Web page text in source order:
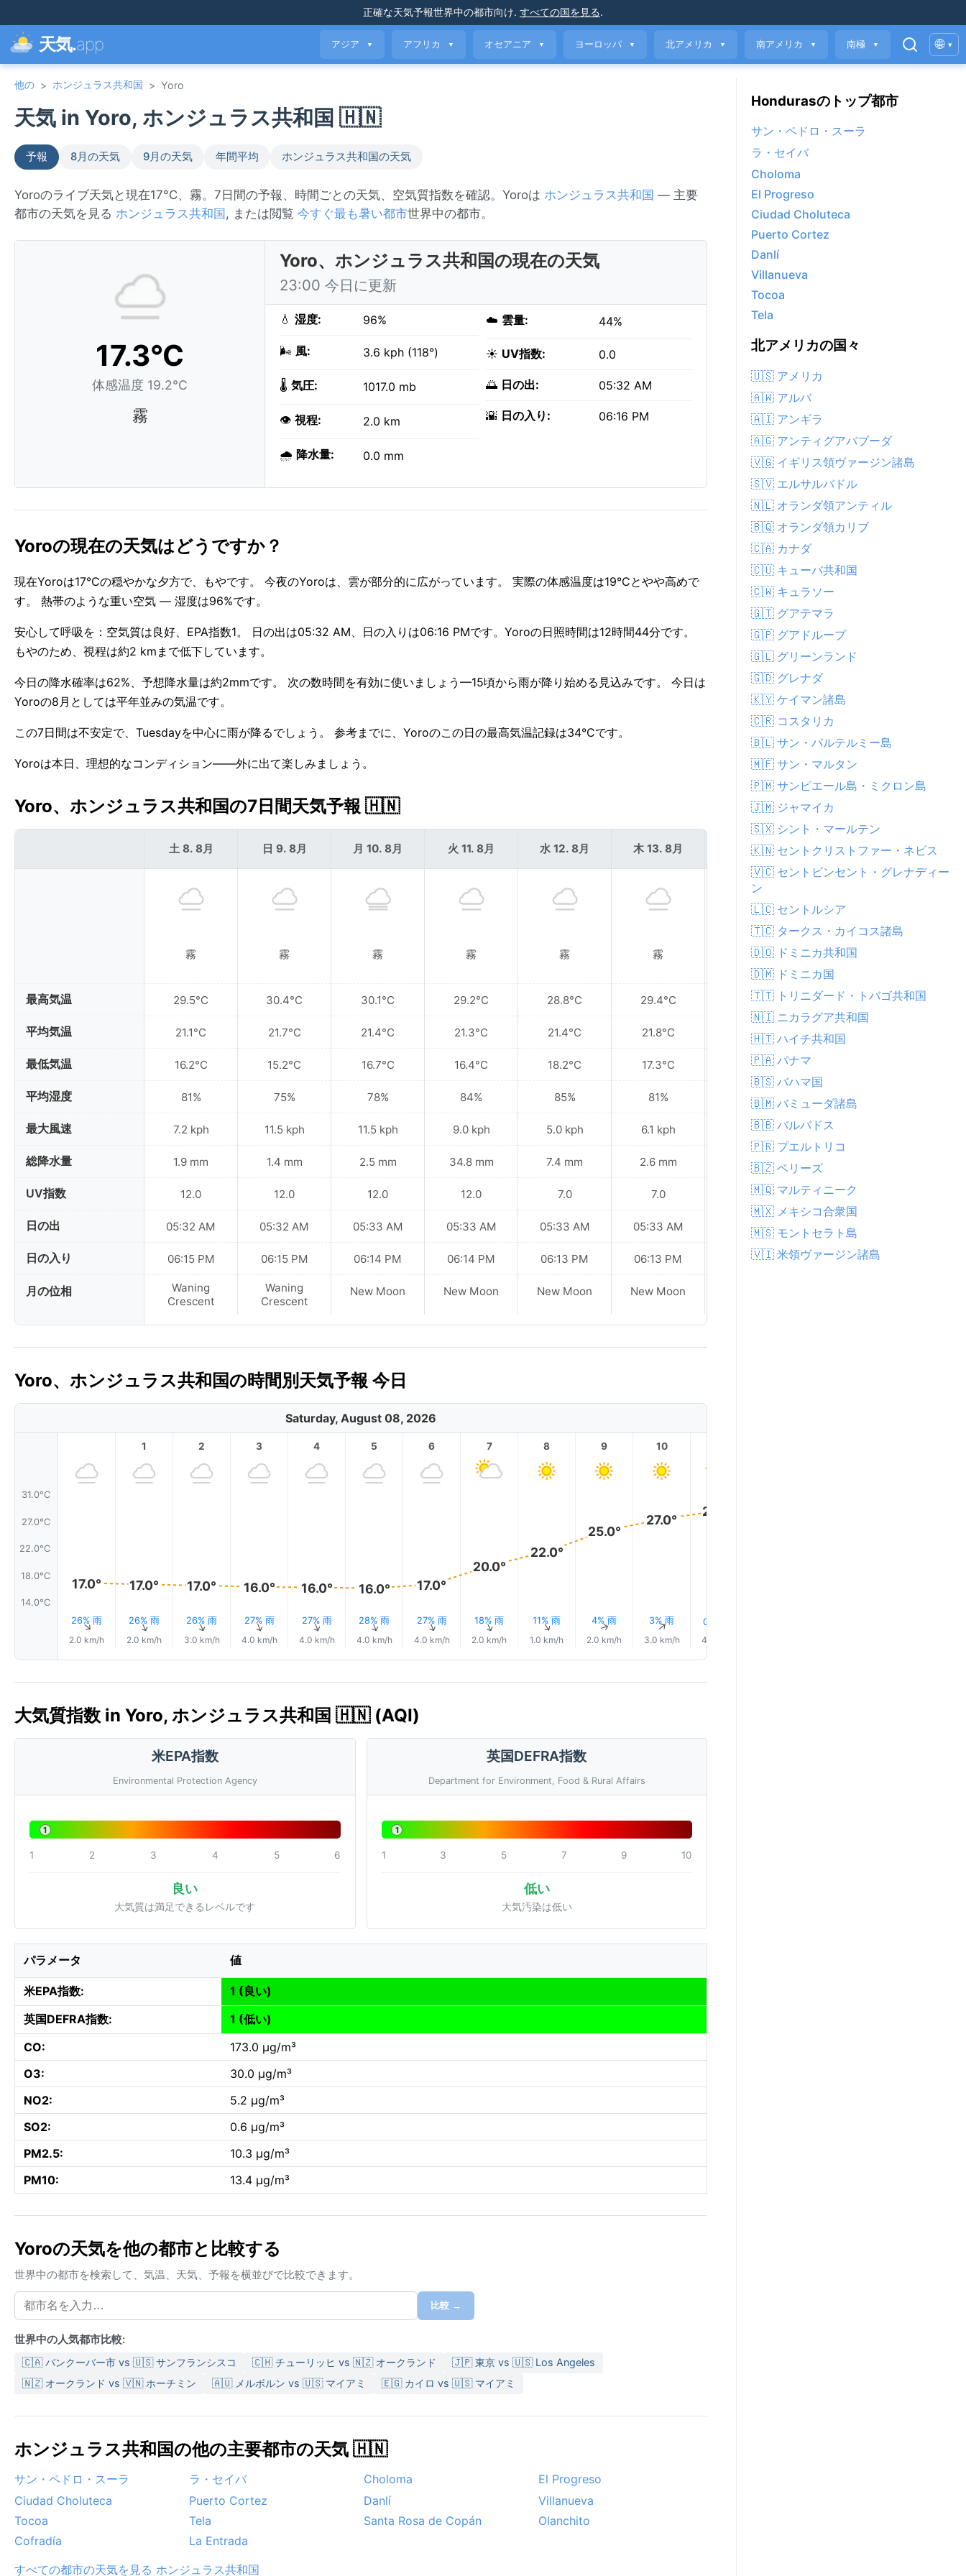
正確な天気予報世界中の都市向け. すべての国を見る.
天気.app アジア ▼ アフリカ ▼ オセアニア ▼ ヨーロッパ ▼ 北アメリカ ▼ 南アメリカ ▼ 南極 ▼ 🌐 ▾
他の > ホンジュラス共和国 > Yoro
天気 in Yoro, ホンジュラス共和国 🇭🇳
予報 8月の天気 9月の天気 年間平均 ホンジュラス共和国の天気
Yoroのライブ天気と現在17°C、霧。7日間の予報、時間ごとの天気、空気質指数を確認。Yoroは ホンジュラス共和国 — 主要
都市の天気を見る ホンジュラス共和国 , または閲覧 今すぐ最も暑い都市世界中の都市。
17.3°C
体感温度 19.2°C
霧
Yoro、ホンジュラス共和国の現在の天気
23:00 今日に更新
💧 湿度: 96%
🌬️ 風: 3.6 kph (118°)
🌡️ 気圧: 1017.0 mb
👁️ 視程: 2.0 km
🌧️ 降水量: 0.0 mm
☁️ 雲量: 44%
☀️ UV指数: 0.0
🌅 日の出: 05:32 AM
🌇 日の入り: 06:16 PM
Yoroの現在の天気はどうですか？
現在Yoroは17°Cの穏やかな夕方で、もやです。 今夜のYoroは、雲が部分的に広がっています。 実際の体感温度は19°Cとやや高めで
す。 熱帯のような重い空気 — 湿度は96%です。
安心して呼吸を：空気質は良好、EPA指数1。 日の出は05:32 AM、日の入りは06:16 PMです。Yoroの日照時間は12時間44分です。
もやのため、視程は約2 kmまで低下しています。
今日の降水確率は62%、予想降水量は約2mmです。 次の数時間を有効に使いましょう—15頃から雨が降り始める見込みです。 今日は
Yoroの8月としては平年並みの気温です。
この7日間は不安定で、Tuesdayを中心に雨が降るでしょう。 参考までに、Yoroのこの日の最高気温記録は34°Cです。
Yoroは本日、理想的なコンディション——外に出て楽しみましょう。
Yoro、ホンジュラス共和国の7日間天気予報 🇭🇳
最高気温
平均気温
最低気温
平均湿度
最大風速
総降水量
UV指数
日の出
日の入り
月の位相
土 8. 8月
霧
29.5°C
21.1°C
16.2°C
81%
7.2 kph
1.9 mm
12.0
05:32 AM
06:15 PM
Waning
Crescent
日 9. 8月
霧
30.4°C
21.7°C
15.2°C
75%
11.5 kph
1.4 mm
12.0
05:32 AM
06:15 PM
Waning
Crescent
月 10. 8月
霧
30.1°C
21.4°C
16.7°C
78%
11.5 kph
2.5 mm
12.0
05:33 AM
06:14 PM
New Moon
火 11. 8月
霧
29.2°C
21.3°C
16.4°C
84%
9.0 kph
34.8 mm
12.0
05:33 AM
06:14 PM
New Moon
水 12. 8月
霧
28.8°C
21.4°C
18.2°C
85%
5.0 kph
7.4 mm
7.0
05:33 AM
06:13 PM
New Moon
木 13. 8月
霧
29.4°C
21.8°C
17.3°C
81%
6.1 kph
2.6 mm
7.0
05:33 AM
06:13 PM
New Moon
金 14. 8月
霧
29.5°C
21.5°C
17.5°C
82%
5.0 kph
2.9 mm
7.0
05:33 AM
06:12 PM
Yoro、ホンジュラス共和国の時間別天気予報 今日
Saturday, August 08, 2026
31.0°C
27.0°C
22.0°C
18.0°C
14.0°C
17.0°
26% 雨
↑
2.0 km/h
1
17.0°
26% 雨
↑
2.0 km/h
2
17.0°
26% 雨
↑
3.0 km/h
3
16.0°
27% 雨
↑
4.0 km/h
4
16.0°
27% 雨
↑
4.0 km/h
5
16.0°
28% 雨
↑
4.0 km/h
6
17.0°
27% 雨
↑
4.0 km/h
7
20.0°
18% 雨
↑
2.0 km/h
8
22.0°
11% 雨
↑
1.0 km/h
9
25.0°
4% 雨
↑
2.0 km/h
10
27.0°
3% 雨
↑
3.0 km/h
28.0°
0.0 mm
4.0 km/h
大気質指数 in Yoro, ホンジュラス共和国 🇭🇳 (AQI)
米EPA指数
Environmental Protection Agency
1
1 2 3 4 5 6
良い
大気質は満足できるレベルです
英国DEFRA指数
Department for Environment, Food & Rural Affairs
1
1 3 5 7 9 10
低い
大気汚染は低い
パラメータ 値
米EPA指数:
1 (良い)
英国DEFRA指数:
1 (低い)
CO:
173.0 µg/m³
O3:
30.0 µg/m³
NO2:
5.2 µg/m³
SO2:
0.6 µg/m³
PM2.5:
10.3 µg/m³
PM10:
13.4 µg/m³
Yoroの天気を他の都市と比較する
世界中の都市を検索して、気温、天気、予報を横並びで比較できます。
比較 →
世界中の人気都市比較:
🇨🇦 バンクーバー市 vs 🇺🇸 サンフランシスコ 🇨🇭 チューリッヒ vs 🇳🇿 オークランド
🇯🇵 東京 vs 🇺🇸 Los Angeles
🇳🇿 オークランド vs 🇻🇳 ホーチミン
🇦🇺 メルボルン vs 🇺🇸 マイアミ 🇪🇬 カイロ vs 🇺🇸 マイアミ
ホンジュラス共和国の他の主要都市の天気 🇭🇳
サン・ペドロ・スーラ ラ・セイバ Choloma
El Progreso
Ciudad Choluteca
Puerto Cortez Danlí
Villanueva
Tocoa
Tela Santa Rosa de Copán
Olanchito
Cofradía
La Entrada
すべての都市の天気を見る ホンジュラス共和国
Hondurasのトップ都市
サン・ペドロ・スーラ
ラ・セイバ
Choloma
El Progreso
Ciudad Choluteca
Puerto Cortez
Danlí
Villanueva
Tocoa
Tela
北アメリカの国々
🇺🇸 アメリカ
🇦🇼 アルバ
🇦🇮 アンギラ
🇦🇬 アンティグアバブーダ
🇻🇬 イギリス領ヴァージン諸島
🇸🇻 エルサルバドル
🇳🇱 オランダ領アンティル
🇧🇶 オランダ領カリブ
🇨🇦 カナダ
🇨🇺 キューバ共和国
🇨🇼 キュラソー
🇬🇹 グアテマラ
🇬🇵 グアドループ
🇬🇱 グリーンランド
🇬🇩 グレナダ
🇰🇾 ケイマン諸島
🇨🇷 コスタリカ
🇧🇱 サン・バルテルミー島
🇲🇫 サン・マルタン
🇵🇲 サンピエール島・ミクロン島
🇯🇲 ジャマイカ
🇸🇽 シント・マールテン
🇰🇳 セントクリストファー・ネビス
🇻🇨 セントビンセント・グレナディー
ン
🇱🇨 セントルシア
🇹🇨 タークス・カイコス諸島
🇩🇴 ドミニカ共和国
🇩🇲 ドミニカ国
🇹🇹 トリニダード・トバゴ共和国
🇳🇮 ニカラグア共和国
🇭🇹 ハイチ共和国
🇵🇦 パナマ
🇧🇸 バハマ国
🇧🇲 バミューダ諸島
🇧🇧 バルバドス
🇵🇷 プエルトリコ
🇧🇿 ベリーズ
🇲🇶 マルティニーク
🇲🇽 メキシコ合衆国
🇲🇸 モントセラト島
🇻🇮 米領ヴァージン諸島